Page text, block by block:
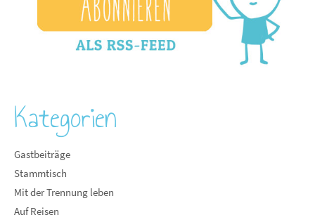
Kategorien
Gastbeiträge
Stammtisch
Mit der Trennung leben
Auf Reisen